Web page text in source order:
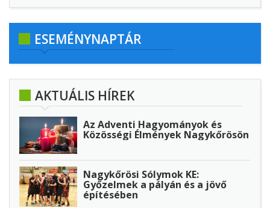
ESEMÉNYNAPTÁR
AKTUÁLIS HÍREK
Az Adventi Hagyományok és
Közösségi Élmények Nagykőrösön
Nagykőrösi Sólymok KE:
Győzelmek a pályán és a jövő
építésében